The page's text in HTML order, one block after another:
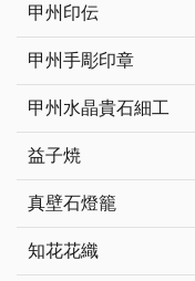
甲州印伝
甲州手彫印章
甲州水晶貴石細工
益子焼
真壁石燈籠
知花花織